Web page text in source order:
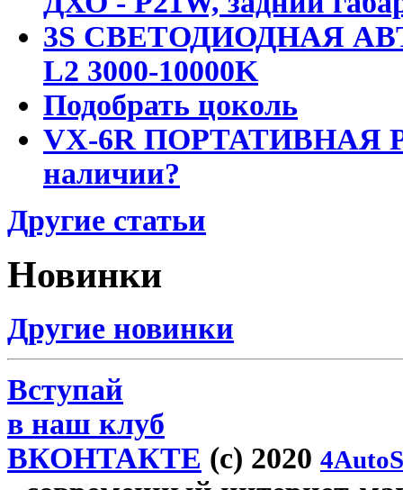
3S СВЕТОДИОДНАЯ
L2 3000-10000K
Подобрать цоколь
VX-6R ПОРТАТИВНАЯ
наличии?
Другие статьи
Новинки
Другие новинки
Вступай
в наш клуб
ВКОНТАКТЕ (c) 2020